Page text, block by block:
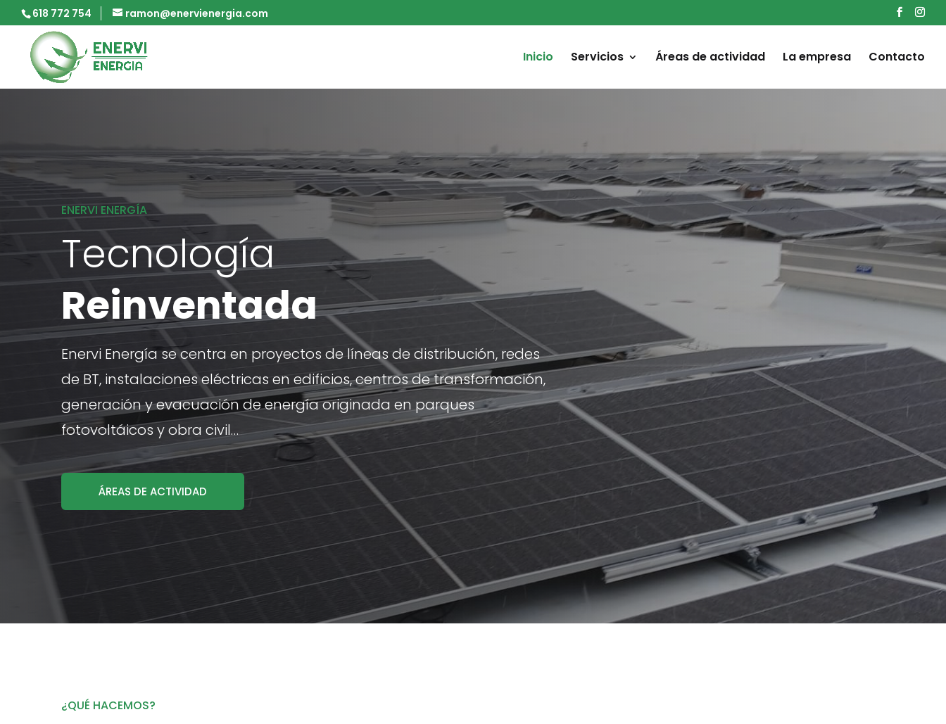
618 772 754 ramon@enervienergia.com
Inicio Servicios Áreas de actividad La empresa Contacto
ENERVI ENERGÍA
Tecnología
Reinventada
Enervi Energía se centra en proyectos de líneas de distribución, redes
de BT, instalaciones eléctricas en edificios, centros de transformación,
generación y evacuación de energía originada en parques
fotovoltáicos y obra civil…
ÁREAS DE ACTIVIDAD
¿QUÉ HACEMOS?